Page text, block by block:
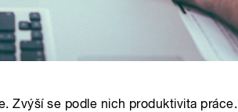
Zvýší se podle nich produktivita práce.